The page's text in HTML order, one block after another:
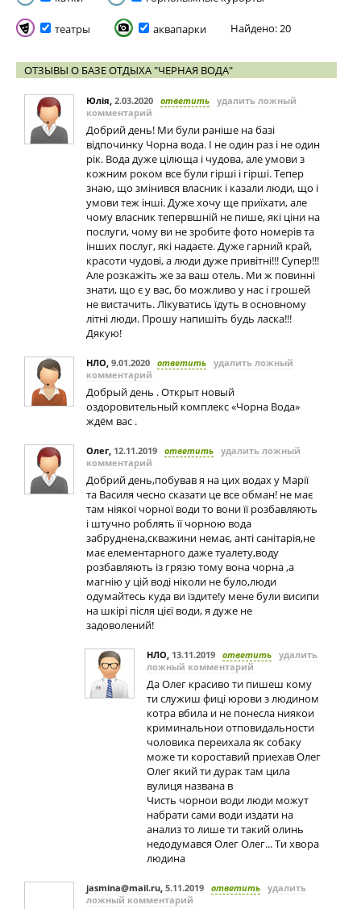
театры аквапарки Найдено: 20
ОТЗЫВЫ О БАЗЕ ОТДЫХА "ЧЕРНАЯ ВОДА"
Юлія, 2.03.2020 ответить удалить ложный
комментарий
Добрий день! Ми були раніше на базі
відпочинку Чорна вода. І не один раз і не один
рік. Вода дуже цілюща і чудова, але умови з
кожним роком все були гірші і гірші. Тепер
знаю, що змінився власник і казали люди, що і
умови теж інші. Дуже хочу ще приїхати, але
чому власник тепервшній не пише, які ціни на
послуги, чому ви не зробите фото номерів та
інших послуг, які надаєте. Дуже гарний край,
красоти чудові, а люди дуже привітні!!! Супер!!!
Але розкажіть же за ваш отель. Ми ж повинні
знати, що є у вас, бо можливо у нас і грошей
не вистачить. Лікуватись їдуть в основному
літні люди. Прошу напишіть будь ласка!!!
Дякую!
НЛО, 9.01.2020 ответить удалить ложный
комментарий
Добрый день . Открыт новый
оздоровительный комплекс «Чорна Вода»
ждём вас .
Олег, 12.11.2019 ответить удалить ложный
комментарий
Добрий день,побував я на цих водах у Марії
та Василя чесно сказати це все обман! не має
там ніякої чорної води то вони її розбавляють
і штучно роблять її чорною вода
забруднена,скважини немає, анті санітарія,не
має елементарного даже туалету,воду
розбавляють із грязю тому вона чорна ,а
магнію у цій воді ніколи не було,люди
одумайтесь куда ви їздите!у мене були висипи
на шкірі після цієї води, я дуже не
задоволений!
НЛО, 13.11.2019 ответить удалить
ложный комментарий
Да Олег красиво ти пишеш кому
ти служиш фицi юрови з людином
котра вбила и не понесла ниякои
криминальнои отповидальности
чоловика переихала як собаку
може ти короставий приехав Олег
Олег який ти дурак там цила
вулиця названа в
Чисть чорнои води люди можут
набрати сами води издати на
анализ то лише ти такий олинь
недодумався Олег Олег... Ти хвора
людина
jasmina@mail.ru, 5.11.2019 ответить удалить
ложный комментарий